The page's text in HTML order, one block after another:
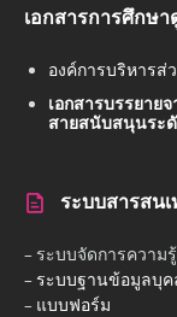
เอกสารการศึกษา
องค์การบริหารส่
เอกสารบรรยาย
สายสนับสนุนระ
ระบบสารสน
– ระบบจัดการความรู้
– ระบบฐานข้อมูลบุค
– แบบฟอร์ม